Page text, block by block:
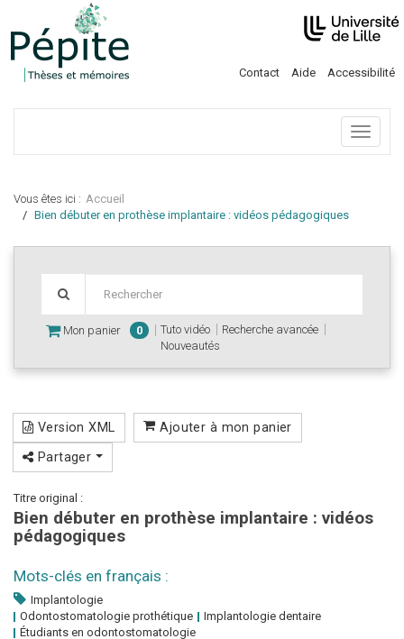
Contact Aide Accessibilité
Menu
Vous êtes ici : Accueil
Bien débuter en prothèse implantaire : vidéos pédagogiques
Mon panier 0 Tuto vidéo
Recherche avancée
Nouveautés
Version XML Ajouter à mon panier
Partager
Titre original :
Bien débuter en prothèse implantaire : vidéos
pédagogiques
Mots-clés en français :
Implantologie
Odontostomatologie prothétique
Implantologie dentaire
Étudiants en odontostomatologie